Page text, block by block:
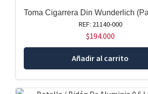
Toma Cigarrera Din Wunderlich
REF: 21140-000
$194.000
Añadir al carrito